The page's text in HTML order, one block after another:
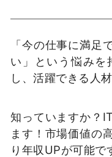
「今の仕事に満足
い」という悩みを
し、活躍できる人
知っていますか？
ます！市場価値の
り年収UPが可能で